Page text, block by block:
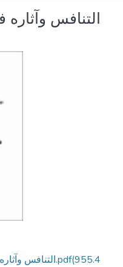
التنافس
التنافس وآثاره في حفظ القرآن الكريم وتحفيظه.pdf(955.4